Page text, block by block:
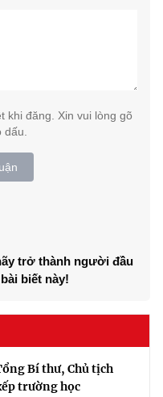
khi đăng. Xin vui lòng gõ
dấu.
trở thành người đầu
biết này!
Bí thư, Chủ tịch
trường học